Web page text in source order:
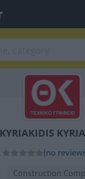
KYRIAKIDIS
(no
Construction